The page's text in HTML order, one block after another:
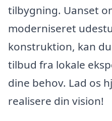
tilbygning. Uanset
moderniseret
konstruktion, kan
tilbud fra lokale
dine behov. Lad os
realisere din vision!